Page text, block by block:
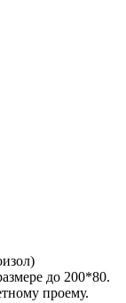
до 200*80.
проему.